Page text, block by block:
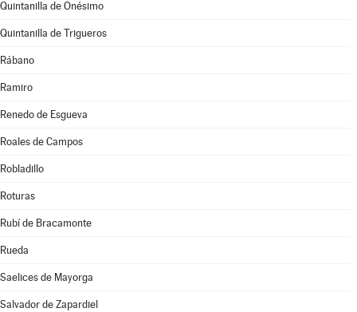
Quintanilla de Onésimo
Quintanilla de Trigueros
Rábano
Ramiro
Renedo de Esgueva
Roales de Campos
Robladillo
Roturas
Rubí de Bracamonte
Rueda
Saelices de Mayorga
Salvador de Zapardiel